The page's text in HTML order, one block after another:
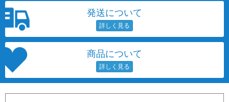
発送について
商品について
各項目のチェックボックスは「or検索」となります。
ただし機能別のみ「and検索」となります。